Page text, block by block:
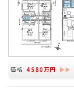
価格 4580万円